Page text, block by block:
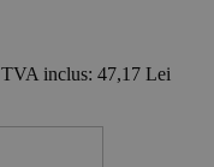
TVA inclus: 47,17 Lei